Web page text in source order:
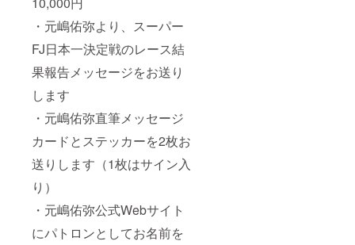
・元嶋佑弥より、スーパー
FJ日本一決定戦のレース結
果報告メッセージをお送り
します
・元嶋佑弥直筆メッセージ
カードとステッカーを2枚お
送りします（1枚はサイン入
り）
・元嶋佑弥公式Webサイト
にパトロンとしてお名前を